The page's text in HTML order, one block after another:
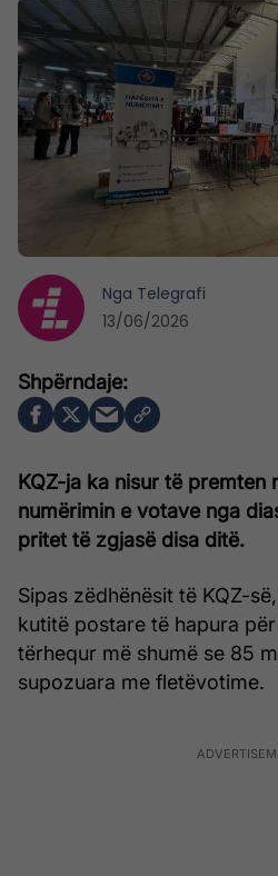
KQZ-ja ka nisur të premten
numërimin e votave nga
pritet të zgjasë disa ditë.
Sipas zëdhënësit të KQZ-
kutitë postare të hapura
tërhequr më shumë se 85
supozuara me fletëvotime.
Nga Telegrafi
13/06/2026